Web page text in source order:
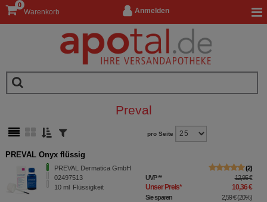
Anmelden
Warenkorb
0
Preval
pro Seite
PREVAL Onyx flüssig
PREVAL Dermatica GmbH
02497513
10 ml Flüssigkeit
2
UVP** 12,95 €
Unser Preis* 10,36 €
Sie sparen 2,59 €(20%)